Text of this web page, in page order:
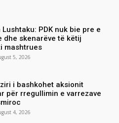
Lushtaku: PDK nuk bie pre e
dhe skenarëve të këtij
mashtrues
5, 2026
i bashkohet aksionit
për rregullimin e varrezave
4, 2026